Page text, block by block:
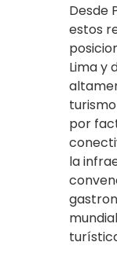
Desde
estos
Lima y
por
la